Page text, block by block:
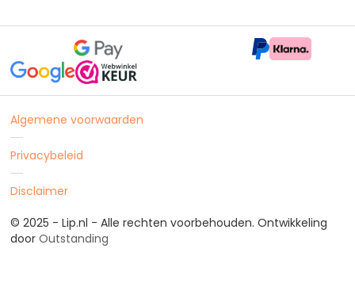
Algemene voorwaarden
Privacybeleid
Disclaimer
© 2025 - Lip.nl - Alle rechten voorbehouden. Ontwikkeling
door Outstanding